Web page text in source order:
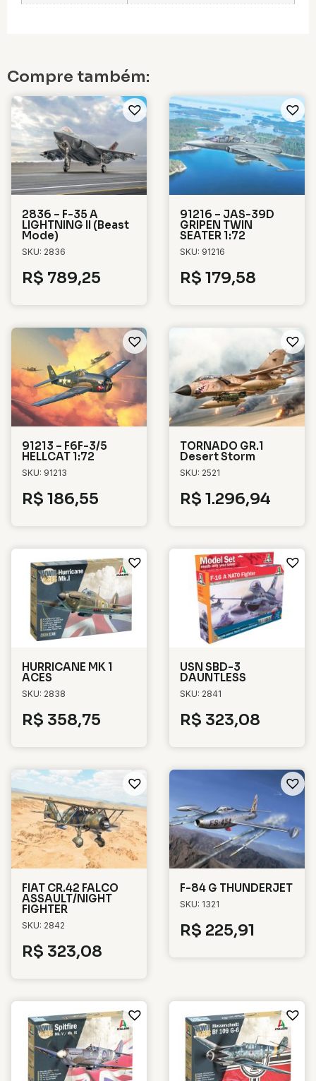
Compre também:
2836 – F-35 A
LIGHTNING II (Beast
Mode)
SKU: 2836
R$ 789,25
91216 – JAS-39D
GRIPEN TWIN
SEATER 1:72
SKU: 91216
R$ 179,58
91213 – F6F-3/5
HELLCAT 1:72
SKU: 91213
R$ 186,55
TORNADO GR.1
Desert Storm
SKU: 2521
R$ 1.296,94
HURRICANE MK 1
ACES
SKU: 2838
R$ 358,75
USN SBD-3
DAUNTLESS
SKU: 2841
R$ 323,08
FIAT CR.42 FALCO
ASSAULT/NIGHT
FIGHTER
SKU: 2842
R$ 323,08
F-84 G THUNDERJET
SKU: 1321
R$ 225,91